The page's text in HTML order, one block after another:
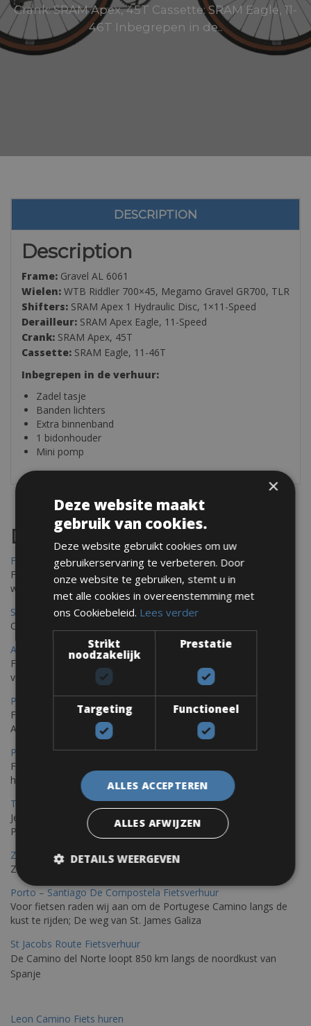
Crank: SRAM Apex, 45T Cassette: SRAM Eagle, 11-
46T Inbegrepen in de..
DESCRIPTION
Description
Frame: Gravel AL 6061
Wielen: WTB Riddler 700×45, Megamo Gravel GR700, TLR
Shifters: SRAM Apex 1 Hydraulic Disc, 1×11-Speed
Derailleur: SRAM Apex Eagle, 11-Speed
Crank: SRAM Apex, 45T
Cassette: SRAM Eagle, 11-46T
Inbegrepen in de verhuur:
Zadel tasje
Banden lichters
Extra binnenband
1 bidonhouder
Mini pomp
Destinations
Frejus Fietsverhuur
Fréjus en Saint-Raphaël liggen aan de Middellandse Zee en
worden omringd door het Massif de l'Esterel
Saint Raphael Fietsverhuur
Ontdek Saint Raphael, gelegen in het prachtige Var op uw fiets
Ajaccio Fietsverhuur
Fietsen in Ajaccio, gelegen op het eiland Corsica, biedt een
verscheidenheid aan routes
Porec Fietsverhuur
Fiets over sfeervolle routes die zich uitstrekken langs de
Adriatische kust en het weelderige Istrische platteland.
Pula Fietsverhuur
Fietsen langs de Istrische kust is de ideale fietstocht voor wie
houdt van de Mediterrane zon.
Trieste-Pula Fietsverhuur
Je kunt een fiets huren met levering in Triëst en de fiets later in
Pula of elders in Istrië achterlaten.
Zadar Fietsverhuur
Zadar, een verborgen parel die je op de fiets kunt ontdekken
Porto – Santiago De Compostela Fietsverhuur
Voor fietsen raden wij aan om de Portugese Camino langs de
kust te rijden; De weg van St. James Galiza
St Jacobs Route Fietsverhuur
De Camino del Norte loopt 850 km langs de noordkust van
Spanje
Leon Camino Fiets huren
×
Deze website maakt
gebruik van cookies.
Deze website gebruikt cookies om uw
gebruikerservaring te verbeteren. Door
onze website te gebruiken, stemt u in
met alle cookies in overeenstemming met
ons Cookiebeleid. Lees verder
Strikt
noodzakelijk
Prestatie
Targeting Functioneel
ALLES ACCEPTEREN
ALLES AFWIJZEN
DETAILS WEERGEVEN